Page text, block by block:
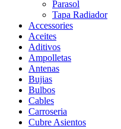
Parasol
Tapa Radiador
Accessories
Aceites
Aditivos
Ampolletas
Antenas
Bujias
Bulbos
Cables
Carroseria
Cubre Asientos